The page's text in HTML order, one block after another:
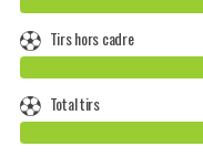
Tirs hors cadre
Total tirs